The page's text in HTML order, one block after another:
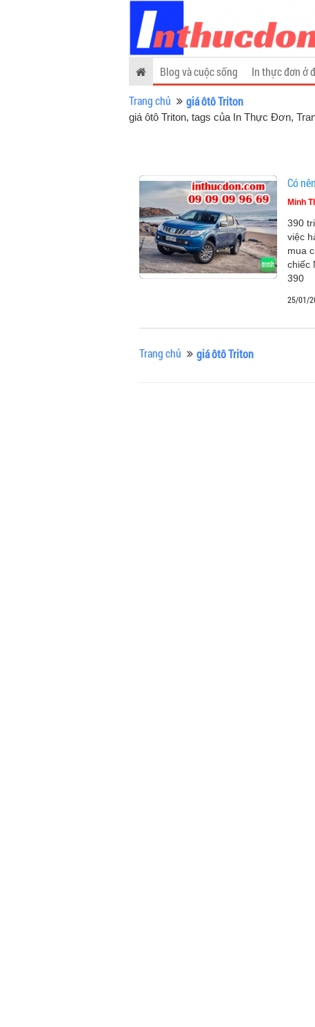
Blog và cuộc sống
In thực đơn ở
Trang chủ
giá ôtô Triton
giá ôtô Triton, tags của In Thực Đơn,
Có
Minh
390
việc
mua
chiếc
390
25/01/
Trang chủ giá ôtô Triton